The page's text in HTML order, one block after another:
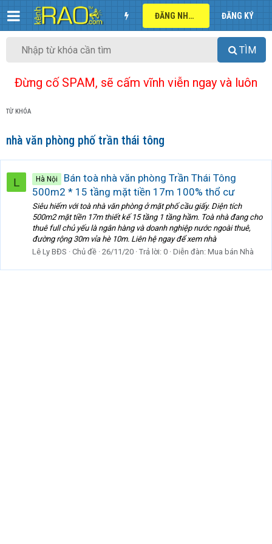
ĐĂNG NHẬP ĐĂNG KÝ
TÌM
Đừng cố SPAM, sẽ cấm vĩnh viễn ngay và luôn
TỪ KHÓA
nhà văn phòng phố trần thái tông
L Hà Nội
Bán toà nhà văn phòng Trần Thái Tông
500m2 * 15 tầng mặt tiền 17m 100% thổ cư
Siêu hiếm với toà nhà văn phòng ở mặt phố cầu giấy. Diện tích
500m2 mặt tiền 17m thiết kế 15 tầng 1 tầng hầm. Toà nhà đang cho
thuê full chủ yếu là ngân hàng và doanh nghiệp nước ngoài thuê,
đường rộng 30m vỉa hè 10m. Liên hệ ngay để xem nhà
Lê Ly BĐS
Chủ đề 26/11/20 Trả lời: 0 Diễn đàn: Mua bán Nhà